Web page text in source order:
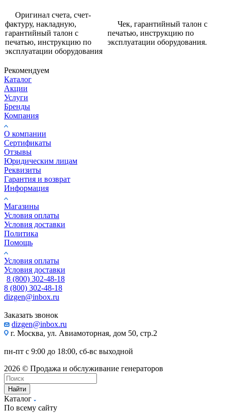
Оригинал счета, счет-
фактуру, накладную,
гарантийный талон с
печатью, инструкцию по
эксплуатации оборудования
Чек, гарантийный талон с
печатью, инструкцию по
эксплуатации оборудования.
Рекомендуем
Каталог
Акции
Услуги
Бренды
Компания
О компании
Сертификаты
Отзывы
Юридическим лицам
Реквизиты
Гарантия и возврат
Информация
Магазины
Условия оплаты
Условия доставки
Политика
Помощь
Условия оплаты
Условия доставки
8 (800) 302-48-18
8 (800) 302-48-18
dizgen@inbox.ru
Заказать звонок
dizgen@inbox.ru
г. Москва, ул. Авиамоторная, дом 50, стр.2
пн-пт с 9:00 до 18:00, сб-вс выходной
2026 © Продажа и обслуживание генераторов
Найти
Каталог
По всему сайту